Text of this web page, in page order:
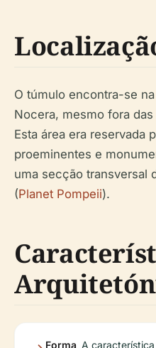
O túmulo encontra-se
Nocera, mesmo fora
Esta área era reservada
proeminentes e
uma secção transversal
(Planet Pompeii).
Forma A